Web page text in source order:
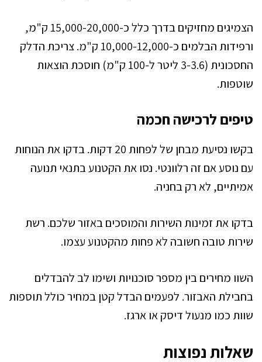
הצמיגים מחזיקים בדרך כלל כ-15,000-20,000 ק"מ,
ורפידות הבלמים כ-10,000-12,000 ק"מ. צריכת הדלק
החסכונית (3-3.6 ליטר ל-100 ק"מ) חוסכת הוצאות
שוטפות.
טיפים לרכישה חכמה
בקשו נסיעת מבחן של לפחות 20 דקות. בדקו את הנוחות
עם נוסע אם זה רלוונטי. נסו את הקטנוע בתנאי תנועה
אמיתיים, לא רק בחניה.
בדקו את זמינות השירות והמוסכים באזור שלכם. רשת
שירות טובה חשובה לא פחות מהקטנוע עצמו.
השוו מחירים בין מספר סוכנויות ושימו לב להבדלים
בחבילת האבזור. לפעמים הבדל קטן במחיר כולל תוספות
שוות כמו מנעול דיסק או ארגז.
שאלות נפוצות